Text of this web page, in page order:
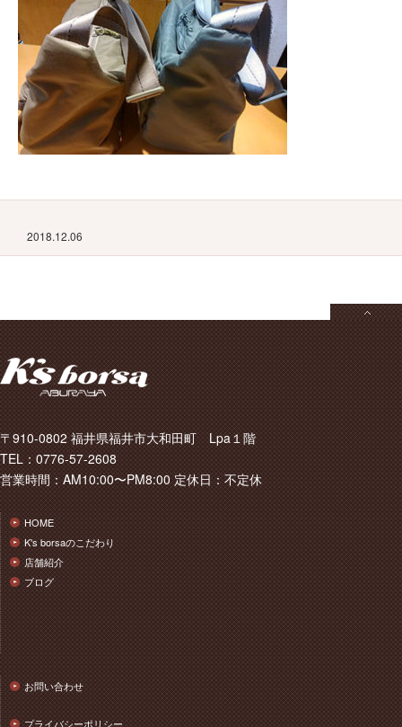
2018.12.06
〒910-0802 福井県福井市大和田町 Lpa１階
TEL：0776-57-2608
営業時間：AM10:00〜PM8:00 定休日：不定休
HOME
K's borsaのこだわり
店舗紹介
ブログ
お問い合わせ
プライバシーポリシー